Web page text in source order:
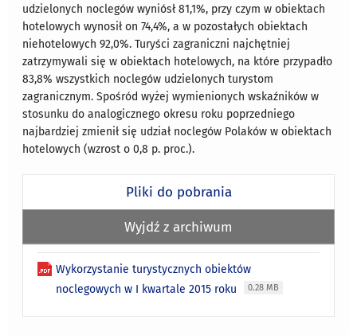
udzielonych noclegów wyniósł 81,1%, przy czym w obiektach
hotelowych wynosił on 74,4%, a w pozostałych obiektach
niehotelowych 92,0%. Turyści zagraniczni najchętniej
zatrzymywali się w obiektach hotelowych, na które przypadło
83,8% wszystkich noclegów udzielonych turystom
zagranicznym. Spośród wyżej wymienionych wskaźników w
stosunku do analogicznego okresu roku poprzedniego
najbardziej zmienił się udział noclegów Polaków w obiektach
hotelowych (wzrost o 0,8 p. proc.).
Pliki do pobrania
Wyjdź z archiwum
Wykorzystanie turystycznych obiektów
noclegowych w I kwartale 2015 roku
0.28 MB